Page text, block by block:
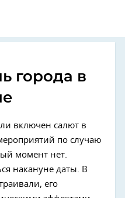
города в
включен салют в
по случаю
момент нет.
накануне даты. В
его